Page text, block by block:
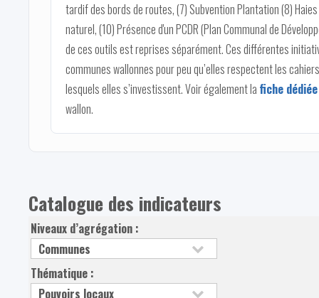
tardif des bords de routes, (7) Subvention Plantation (8)
naturel, (10) Présence d'un PCDR (Plan Communal de
de ces outils est reprises séparément. Ces différentes
communes wallonnes pour peu qu’elles respectent les
lesquels elles s’investissent. Voir également la fiche dédiée
wallon.
Catalogue des indicateurs
Niveaux d’agrégation :
Thématique :